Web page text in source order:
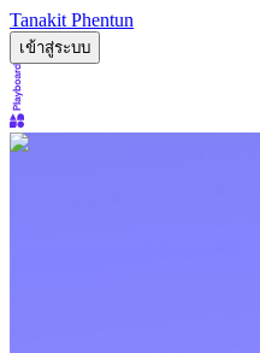
Tanakit Phentun
เข้าสู่ระบบ